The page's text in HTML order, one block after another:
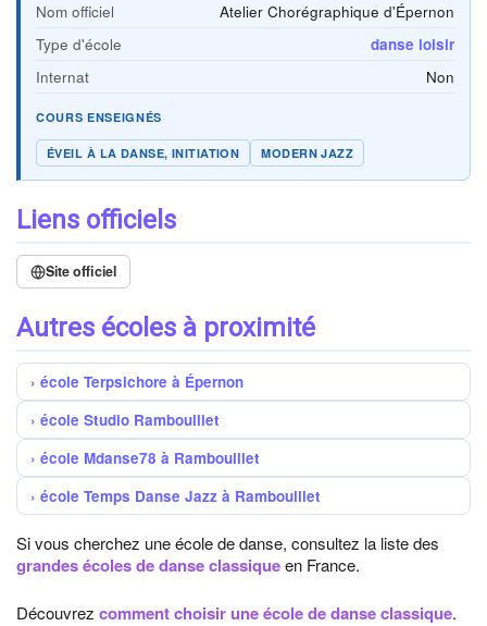
Nom officiel
Atelier Chorégraphique d'Épernon
Type d'école
danse loisir
Internat
Non
COURS ENSEIGNÉS
ÉVEIL À LA DANSE, INITIATION MODERN JAZZ
Liens officiels
Site officiel
Autres écoles à proximité
école Terpsichore à Épernon
école Studio Rambouillet
école Mdanse78 à Rambouillet
école Temps Danse Jazz à Rambouillet
Si vous cherchez une école de danse, consultez la liste des
grandes écoles de danse classiqueen France.
Découvrez comment choisir une école de danse classique.